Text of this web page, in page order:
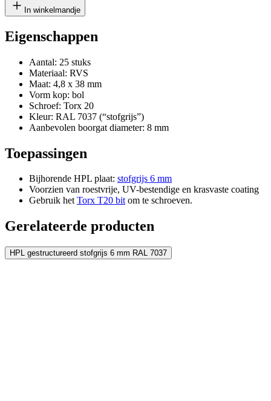
Voeg nog een plaat toe
In winkelmandje
Eigenschappen
Aantal: 25 stuks
Materiaal: RVS
Maat: 4,8 x 38 mm
Vorm kop: bol
Schroef: Torx 20
Kleur: RAL 7037 (“stofgrijs”)
Aanbevolen boorgat diameter: 8 mm
Toepassingen
Bijhorende HPL plaat: stofgrijs 6 mm
Voorzien van roestvrije, UV-bestendige en krasvaste coating
Gebruik hetTorx T20 bitom te schroeven.
Gerelateerde producten
HPL gestructureerd stofgrijs 6 mm RAL 7037